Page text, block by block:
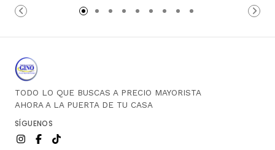
Carro Carro
TODO LO QUE BUSCAS A PRECIO MAYORISTA
AHORA A LA PUERTA DE TU CASA
SÍGUENOS